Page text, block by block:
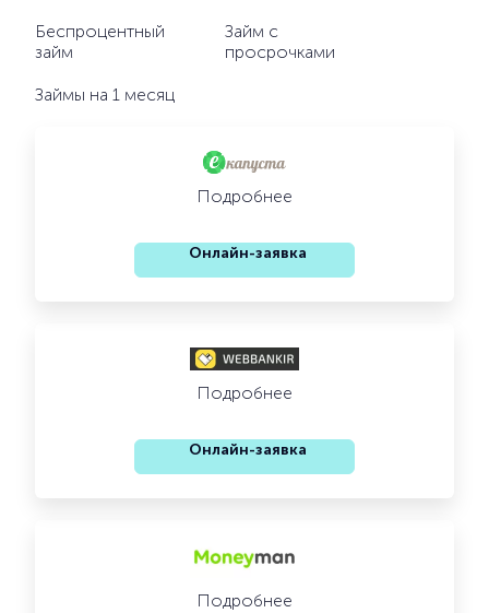
Беспроцентный
займ
Займ с
просрочками
Займы на 1 месяц
Подробнее
Онлайн-заявка
Подробнее
Онлайн-заявка
Подробнее